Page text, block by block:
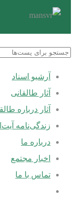
آرشیو اسناد
آثار طالقانی
آثار درباره
زندگی‌نامه
درباره ما
اخبار مجتمع
تماس با ما